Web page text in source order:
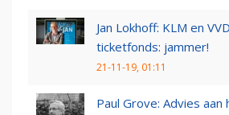
Jan Lokhoff: KLM en
ticketfonds: jammer!
21-11-19, 01:11
Paul Grove: Advies aan